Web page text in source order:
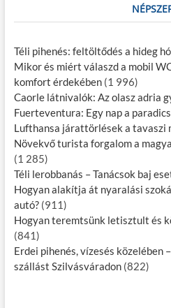
Téli pihenés: feltöltődés a hideg
Mikor és miért válaszd a mobil
komfort érdekében (1 996)
Caorle látnivalók: Az olasz adria
Fuerteventura: Egy nap a
Lufthansa járattörlések a tavaszi
Növekvő turista forgalom a
(1 285)
Téli lerobbanás – Tanácsok baj
Hogyan alakítja át nyaralási
autó? (911)
Hogyan teremtsünk letisztult és
(841)
Erdei pihenés, vízesés közelében
szállást Szilvásváradon (822)